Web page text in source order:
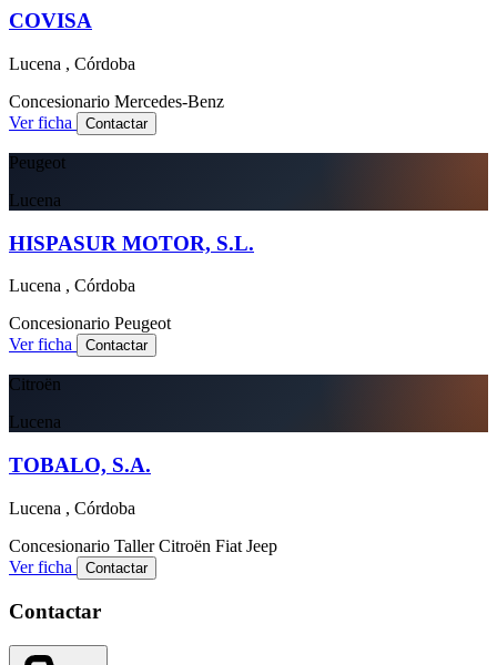
COVISA
Lucena , Córdoba
Concesionario Mercedes-Benz
Ver ficha
Contactar
Peugeot
Lucena
HISPASUR MOTOR, S.L.
Lucena , Córdoba
Concesionario Peugeot
Ver ficha
Contactar
Citroën
Lucena
TOBALO, S.A.
Lucena , Córdoba
Concesionario Taller Citroën Fiat Jeep
Ver ficha
Contactar
Contactar